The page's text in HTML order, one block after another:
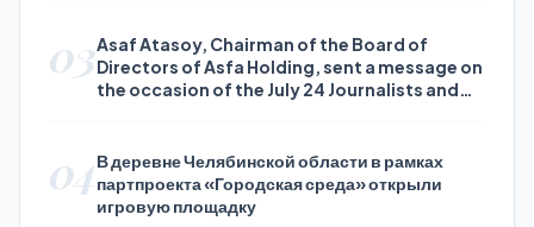
03Asaf Atasoy, Chairman of the Board of
Directors of Asfa Holding, sent a message on
the occasion of the July 24 Journalists and
04В деревне Челябинской области в рамках
партпроекта «Городская среда» открыли
игровую площадку